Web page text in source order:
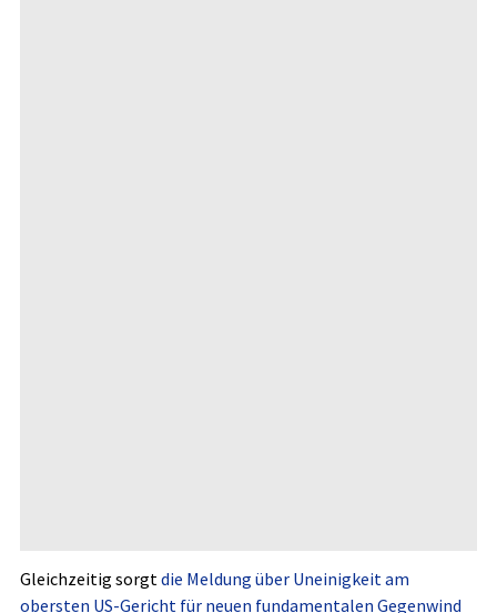
Gleichzeitig sorgt die Meldung über Uneinigkeit am
obersten US-Gericht für neuen fundamentalen Gegenwind